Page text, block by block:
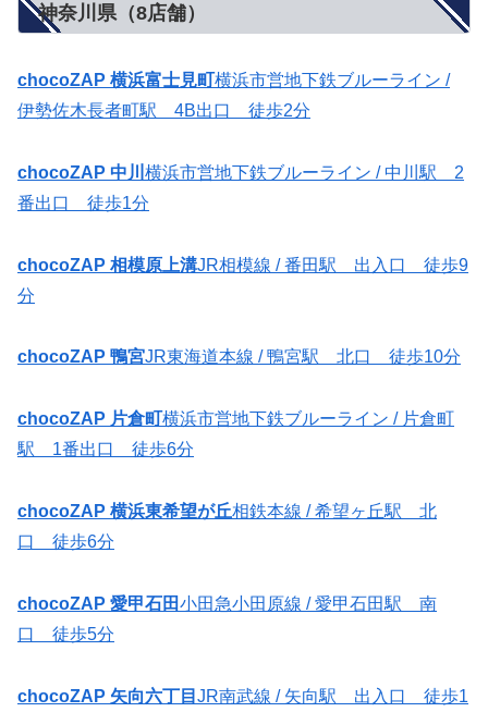
神奈川県（8店舗）
chocoZAP 横浜富士見町横浜市営地下鉄ブルーライン /
伊勢佐木長者町駅 4B出口 徒歩2分
chocoZAP 中川 横浜市営地下鉄ブルーライン / 中川駅 2
番出口 徒歩1分
chocoZAP 相模原上溝JR相模線 / 番田駅 出入口 徒歩9
分
chocoZAP 鴨宮JR東海道本線 / 鴨宮駅 北口 徒歩10分
chocoZAP 片倉町横浜市営地下鉄ブルーライン / 片倉町
駅 1番出口 徒歩6分
chocoZAP 横浜東希望が丘相鉄本線 / 希望ヶ丘駅 北
口 徒歩6分
chocoZAP 愛甲石田小田急小田原線 / 愛甲石田駅 南
口 徒歩5分
chocoZAP 矢向六丁目 JR南武線 / 矢向駅 出入口 徒歩1